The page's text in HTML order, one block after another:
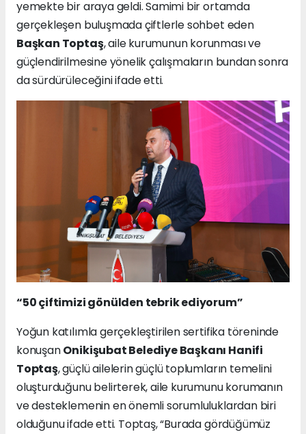
yemekte bir araya geldi. Samimi bir ortamda
gerçekleşen buluşmada çiftlerle sohbet eden
Başkan Toptaş, aile kurumunun korunması ve
güçlendirilmesine yönelik çalışmaların bundan sonra
da sürdürüleceğini ifade etti.
“50 çiftimizi gönülden tebrik ediyorum”
Yoğun katılımla gerçekleştirilen sertifika töreninde
konuşanOnikişubat Belediye Başkanı Hanifi
Toptaş, güçlü ailelerin güçlü toplumların temelini
oluşturduğunu belirterek, aile kurumunu korumanın
ve desteklemenin en önemli sorumluluklardan biri
olduğunu ifade etti. Toptaş, “Burada gördüğümüz